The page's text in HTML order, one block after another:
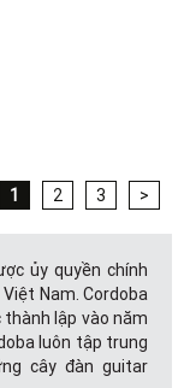
1 2 3 >
ủy quyền chính
Nam. Cordoba
lập vào năm
luôn tập trung
cây đàn guitar